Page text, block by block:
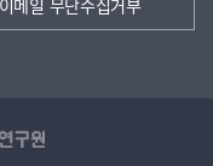
이메일 무단수집거부